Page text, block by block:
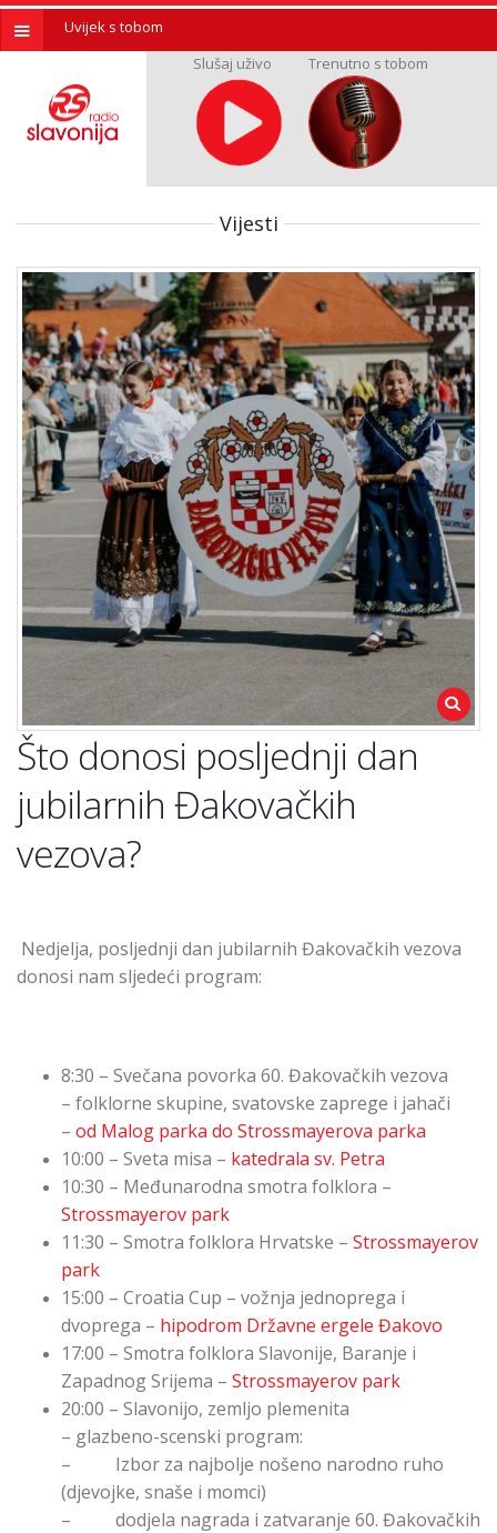
Uvijek s tobom
Slušaj uživo
Trenutno s tobom
Vijesti
Što donosi posljednji dan
jubilarnih Đakovačkih
vezova?
Nedjelja, posljednji dan jubilarnih Đakovačkih vezova
donosi nam sljedeći program:
8:30 – Svečana povorka 60. Đakovačkih vezova
– folklorne skupine, svatovske zaprege i jahači
– od Malog parka do Strossmayerova parka
10:00 – Sveta misa – katedrala sv. Petra
10:30 – Međunarodna smotra folklora –
Strossmayerov park
11:30 – Smotra folklora Hrvatske – Strossmayerov
park
15:00 – Croatia Cup – vožnja jednoprega i
dvoprega – hipodrom Državne ergele Đakovo
17:00 – Smotra folklora Slavonije, Baranje i
Zapadnog Srijema – Strossmayerov park
20:00 – Slavonijo, zemljo plemenita
– glazbeno-scenski program:
– Izbor za najbolje nošeno narodno ruho
(djevojke, snaše i momci)
– dodjela nagrada i zatvaranje 60. Đakovačkih